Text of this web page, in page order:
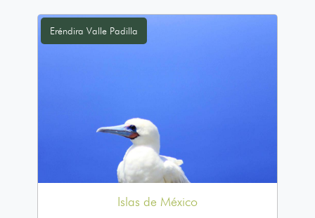
Eréndira Valle Padilla
Islas de México